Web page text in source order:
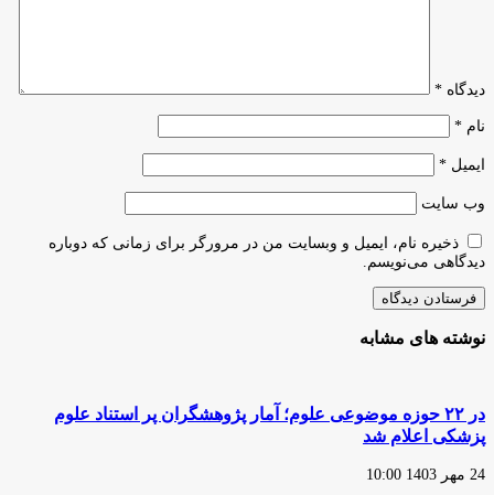
دیدگاه *
نام *
ایمیل *
وب‌ سایت
ذخیره نام، ایمیل و وبسایت من در مرورگر برای زمانی که دوباره
دیدگاهی می‌نویسم.
نوشته های مشابه
در ۲۲ حوزه موضوعی علوم؛ آمار پژوهشگران پر استناد علوم
پزشکی اعلام شد
24 مهر 1403 10:00